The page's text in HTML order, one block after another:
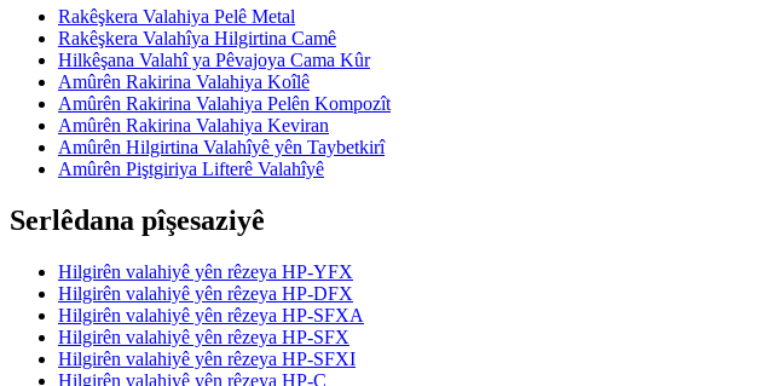
Rakêşkera Valahiya Pelê Metal
Rakêşkera Valahîya Hilgirtina Camê
Hilkêşana Valahî ya Pêvajoya Cama Kûr
Amûrên Rakirina Valahiya Koîlê
Amûrên Rakirina Valahiya Pelên Kompozît
Amûrên Rakirina Valahiya Keviran
Amûrên Hilgirtina Valahîyê yên Taybetkirî
Amûrên Piştgiriya Lifterê Valahîyê
Serlêdana pîşesaziyê
Hilgirên valahiyê yên rêzeya HP-YFX
Hilgirên valahiyê yên rêzeya HP-DFX
Hilgirên valahiyê yên rêzeya HP-SFXA
Hilgirên valahiyê yên rêzeya HP-SFX
Hilgirên valahiyê yên rêzeya HP-SFXI
Hilgirên valahiyê yên rêzeya HP-C